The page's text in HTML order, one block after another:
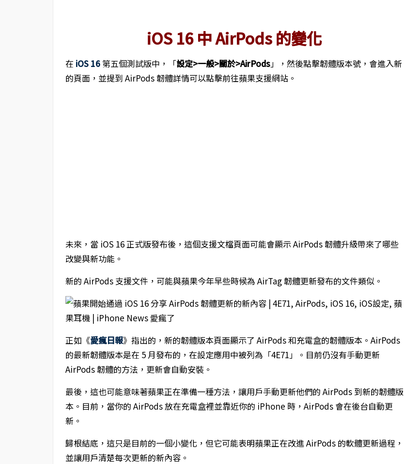
iOS 16 中 AirPods 的變化
在 iOS 16第五個測試版中，「設定>一般>關於>AirPods」，然後點擊韌體版本號，會進入新
的頁面，並提到 AirPods 韌體詳情可以點擊前往蘋果支援網站。
未來，當 iOS 16 正式版發布後，這個支援文檔頁面可能會顯示 AirPods 韌體升級帶來了哪些
改變與新功能。
新的 AirPods 支援文件，可能與蘋果今年早些時候為 AirTag 韌體更新發布的文件類似。
正如《愛瘋日報》指出的，新的韌體版本頁面顯示了 AirPods 和充電盒的韌體版本。AirPods
的最新韌體版本是在 5 月發布的，在設定應用中被列為「4E71」。目前仍沒有手動更新
AirPods 韌體的方法，更新會自動安裝。
最後，這也可能意味著蘋果正在準備一種方法，讓用戶手動更新他們的 AirPods 到新的韌體版
本。目前，當你的 AirPods 放在充電盒裡並靠近你的 iPhone 時，AirPods 會在後台自動更
新。
歸根結底，這只是目前的一個小變化，但它可能表明蘋果正在改進 AirPods 的軟體更新過程，
並讓用戶清楚每次更新的新內容。